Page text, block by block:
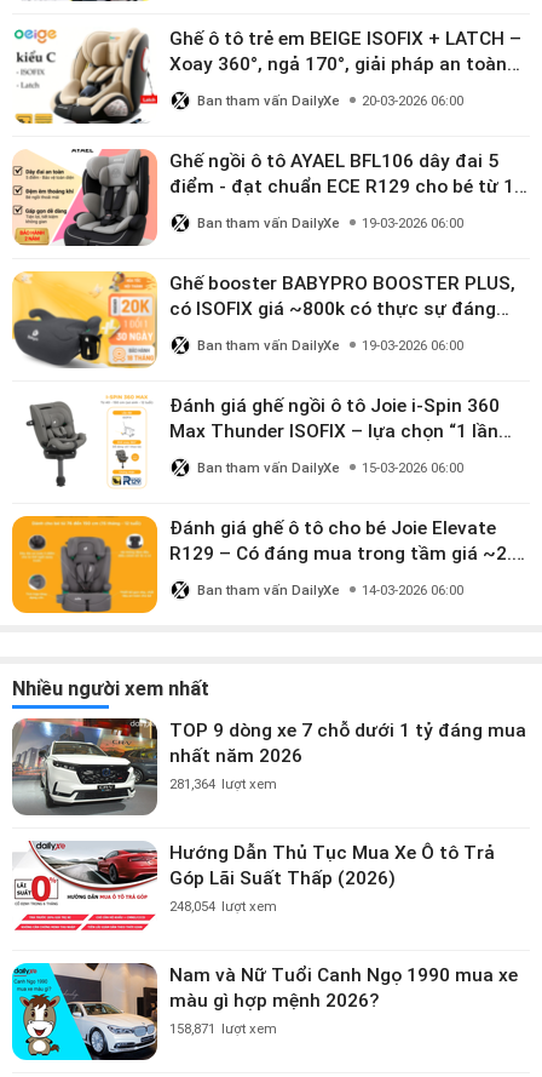
Ghế ô tô trẻ em BEIGE ISOFIX + LATCH –
Xoay 360°, ngả 170°, giải pháp an toàn
linh hoạt cho bé 0–10 tuổi
Ban tham vấn DailyXe 20-03-2026 06:00
Ghế ngồi ô tô AYAEL BFL106 dây đai 5
điểm - đạt chuẩn ECE R129 cho bé từ 1–
10 tuổi
Ban tham vấn DailyXe 19-03-2026 06:00
Ghế booster BABYPRO BOOSTER PLUS,
có ISOFIX giá ~800k có thực sự đáng
mua?
Ban tham vấn DailyXe 19-03-2026 06:00
Đánh giá ghế ngồi ô tô Joie i-Spin 360
Max Thunder ISOFIX – lựa chọn “1 lần
dùng đến 12 năm” có đáng giá gần 9
triệu?
Ban tham vấn DailyXe 15-03-2026 06:00
Đánh giá ghế ô tô cho bé Joie Elevate
R129 – Có đáng mua trong tầm giá ~2.8
triệu?
Ban tham vấn DailyXe 14-03-2026 06:00
Nhiều người xem nhất
TOP 9 dòng xe 7 chỗ dưới 1 tỷ đáng mua
nhất năm 2026
281,364 lượt xem
Hướng Dẫn Thủ Tục Mua Xe Ô tô Trả
Góp Lãi Suất Thấp (2026)
248,054 lượt xem
Nam và Nữ Tuổi Canh Ngọ 1990 mua xe
màu gì hợp mệnh 2026?
158,871 lượt xem